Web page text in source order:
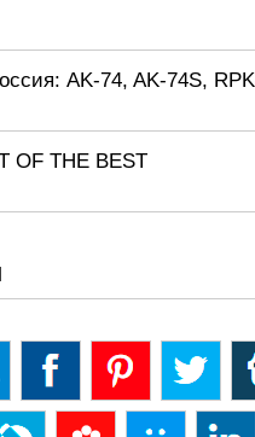
AK-74, AK-74S,
OF THE BEST